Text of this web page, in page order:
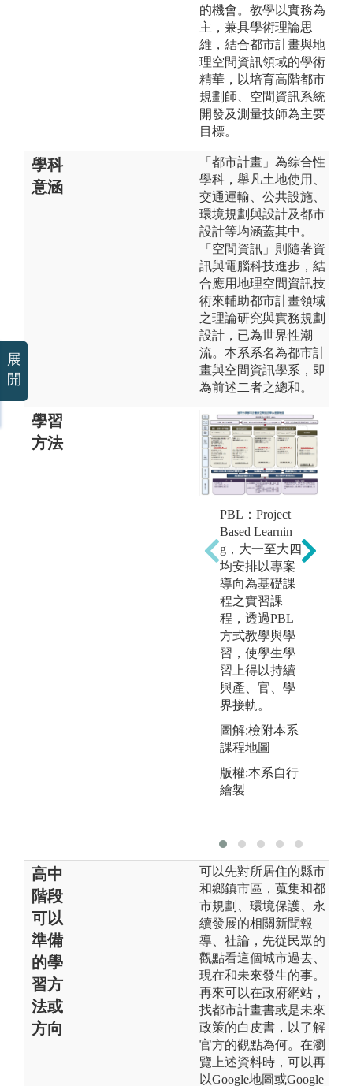
的機會。教學以實務為
主，兼具學術理論思
維，結合都市計畫與地
理空間資訊領域的學術
精華，以培育高階都市
規劃師、空間資訊系統
開發及測量技師為主要
目標。
學科
意涵
「都市計畫」為綜合性
學科，舉凡土地使用、
交通運輸、公共設施、
環境規劃與設計及都市
設計等均涵蓋其中。
「空間資訊」則隨著資
訊與電腦科技進步，結
合應用地理空間資訊技
術來輔助都市計畫領域
之理論研究與實務規劃
設計，已為世界性潮
流。本系系名為都市計
畫與空間資訊學系，即
為前述二者之總和。
學習
方法
PBL：Project
Based Learnin
g，大一至大四
均安排以專案
導向為基礎課
程之實習課
程，透過PBL
方式教學與學
習，使學生學
習上得以持續
與產、官、學
界接軌。
圖解:檢附本系
課程地圖
版權:本系自行
繪製
高中
階段
可以
準備
的學
習方
法或
方向
可以先對所居住的縣市
和鄉鎮市區，蒐集和都
市規劃、環境保護、永
續發展的相關新聞報
導、社論，先從民眾的
觀點看這個城市過去、
現在和未來發生的事。
再來可以在政府網站，
找都市計畫書或是未來
政策的白皮書，以了解
官方的觀點為何。在瀏
覽上述資料時，可以再
以Google地圖或Google
展
開